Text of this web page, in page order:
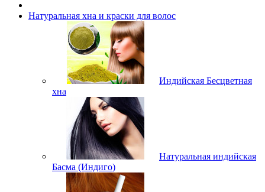
Натуральная хна и краски для волос
Индийская Бесцветная
хна
Натуральная индийская
Басма (Индиго)